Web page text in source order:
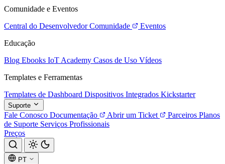
Comunidade e Eventos
Central do Desenvolvedor Comunidade
Eventos
Educação
Blog Ebooks IoT Academy Casos de Uso Vídeos
Templates e Ferramentas
Templates de Dashboard Dispositivos Integrados Kickstarter
Suporte
Fale Conosco Documentação Abrir um Ticket Parceiros Planos
de Suporte Serviços Profissionais
Preços
PT